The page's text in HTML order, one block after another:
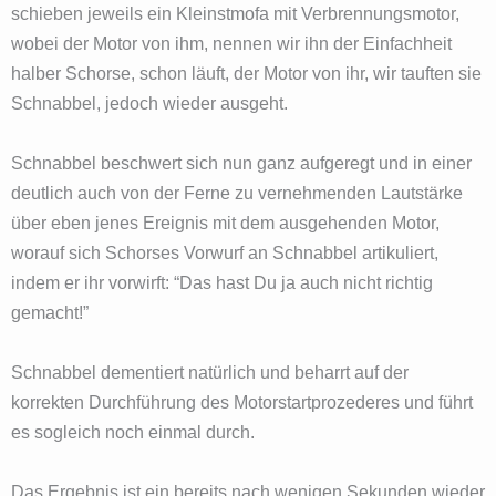
schieben jeweils ein Kleinstmofa mit Verbrennungsmotor,
wobei der Motor von ihm, nennen wir ihn der Einfachheit
halber Schorse, schon läuft, der Motor von ihr, wir tauften sie
Schnabbel, jedoch wieder ausgeht.
Schnabbel beschwert sich nun ganz aufgeregt und in einer
deutlich auch von der Ferne zu vernehmenden Lautstärke
über eben jenes Ereignis mit dem ausgehenden Motor,
worauf sich Schorses Vorwurf an Schnabbel artikuliert,
indem er ihr vorwirft: “Das hast Du ja auch nicht richtig
gemacht!”
Schnabbel dementiert natürlich und beharrt auf der
korrekten Durchführung des Motorstartprozederes und führt
es sogleich noch einmal durch.
Das Ergebnis ist ein bereits nach wenigen Sekunden wieder